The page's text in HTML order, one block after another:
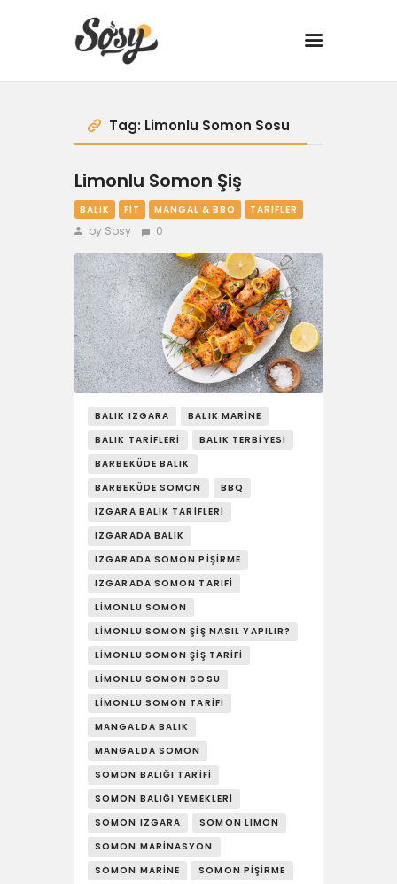
TARİFLER
MANGAL
YANCI
FIT
DRINK
BBQ 101
YAŞAM
SOSY’LE!
Tag: Limonlu Somon Sosu
Limonlu Somon Şiş
BALIK FIT MANGAL & BBQ TARIFLER
by Sosy 0
BALIK IZGARA
BALIK MARINE
BALIK TARIFLERI
BALIK TERBIYESI
BARBEKÜDE BALIK
BARBEKÜDE SOMON
BBQ
IZGARA BALIK TARIFLERI
IZGARADA BALIK
IZGARADA SOMON PIŞIRME
IZGARADA SOMON TARIFI
LIMONLU SOMON
LIMONLU SOMON ŞIŞ NASIL YAPILIR?
LIMONLU SOMON ŞIŞ TARIFI
LIMONLU SOMON SOSU
LIMONLU SOMON TARIFI
MANGALDA BALIK
MANGALDA SOMON
SOMON BALIĞI TARIFI
SOMON BALIĞI YEMEKLERI
SOMON IZGARA
SOMON LIMON
SOMON MARINASYON
SOMON MARINE
SOMON PIŞIRME